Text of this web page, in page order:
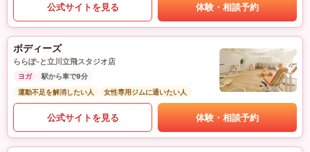
公式サイトを見る 体験・相談予約
ボディーズ
ららぽ-と立川立飛スタジオ店
ヨガ
駅から車で9分
運動不足を解消したい人
女性専用ジムに通いたい人
公式サイトを見る 体験・相談予約